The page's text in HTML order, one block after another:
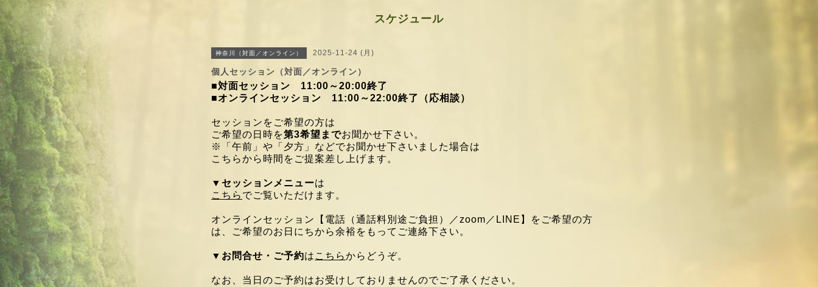
スケジュール
神奈川（対面／オンライン） 2025-11-24 (月)
個人セッション（対面／オンライン）
■対面セッション 11:00～20:00終了
■オンラインセッション 11:00～22:00終了（応相談）
セッションをご希望の方は
ご希望の日時を第3希望までお聞かせ下さい。
※「午前」や「夕方」などでお聞かせ下さいました場合は
こちらから時間をご提案差し上げます。
▼ セッションメニューは
こちら でご覧いただけます。
オンラインセッション 【電話（通話料別途ご負担）／zoom／LINE】を ご希望の方
は、
ご希望のお日にちから余裕をもってご連絡下さい。
▼ お問合せ・ご予約は こちらからどうぞ。
なお、当日のご予約はお受けしておりませんのでご了承ください。